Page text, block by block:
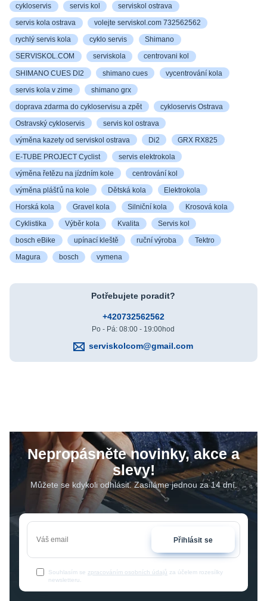
cykloservis servis kol serviskol ostrava
servis kola ostrava volejte serviskol.com 732562562
rychlý servis kola cyklo servis Shimano
SERVISKOL.COM serviskola centrovani kol
SHIMANO CUES DI2 shimano cues vycentrování kola
servis kola v zime shimano grx
doprava zdarma do cykloservisu a zpět cykloservis Ostrava
Ostravský cykloservis servis kol ostrava
výměna kazety od serviskol ostrava Di2 GRX RX825
E-TUBE PROJECT Cyclist servis elektrokola
výměna řetězu na jízdním kole centrování kol
výměna plášťů na kole Dětská kola Elektrokola
Horská kola Gravel kola Silniční kola Krosová kola
Cyklistika Výběr kola Kvalita Servis kol
bosch eBike upínací kleště ruční výroba Tektro
Magura bosch vymena
Potřebujete poradit?
+420732562562
Po - Pá: 08:00 - 19:00hod
serviskolcom@gmail.com
Nepropásněte novinky, akce a
slevy!
Můžete se kdykoli odhlásit. Zasíláme jednou za 14 dní.
Přihlásit se
Souhlasím se zpracováním osobních údajů za účelem rozesílky
newsletteru.